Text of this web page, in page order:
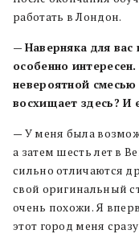
работать в Лондон.
—Наверняка для
особенно
невероятной смесью
восхищает здесь? И
— У меня была
а затем шесть лет в
сильно отличаются
свой оригинальный
очень похожи. Я
этот город меня